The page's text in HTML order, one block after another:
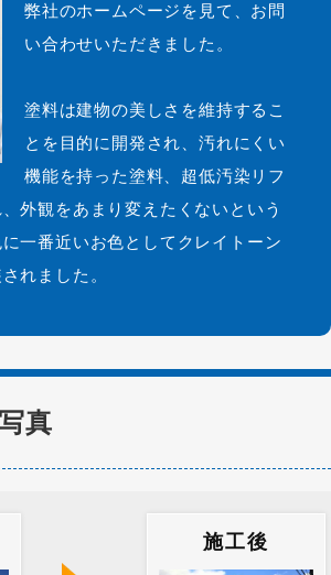
弊社のホームページを見て、お問
い合わせいただきました。
塗料は建物の美しさを維持するこ
とを目的に開発され、汚れにくい
機能を持った塗料、超低汚染リフ
外観をあまり変えたくないという
一番近いお色としてクレイトーン
れました。
真
施工後